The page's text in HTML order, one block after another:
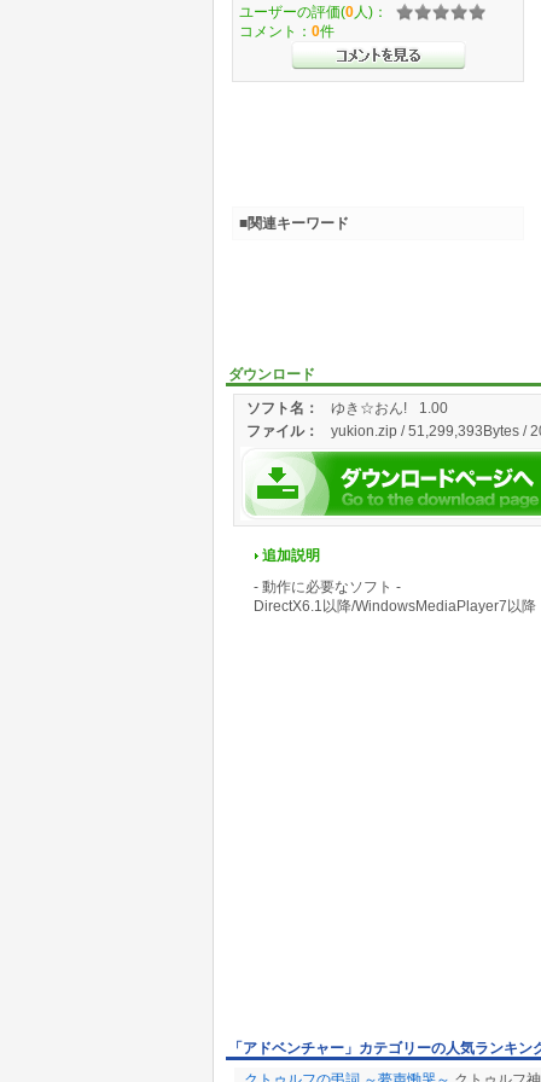
ダウンロード
ソフト名：
ゆき☆おん! 1.00
ファイル： yukion.zip / 51,299,393Bytes /
追加説明
- 動作に必要なソフト -
DirectX6.1以降/WindowsMediaPlayer7以降
ユーザーの評価(0 人)：
コメント： 0件
■関連キーワード
「アドベンチャー」カテゴリーの人気ランキン